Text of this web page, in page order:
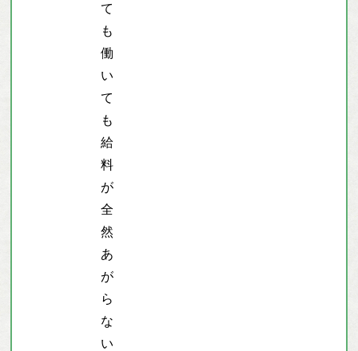
て
も
働
い
て
も
給
料
が
全
然
あ
が
ら
な
い